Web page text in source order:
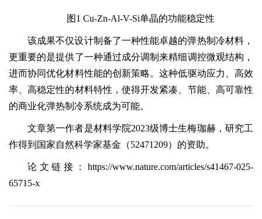
图1 Cu-Zn-Al-V-Si单晶的功能稳定性
该成果不仅设计制备了一种性能卓越的弹热制冷材料，
更重要的是提供了一种通过成分调制来精细调控微观结构，
进而协同优化材料性能的创新策略。这种低驱动应力、高效
率、高稳定性的材料特性，使得开发紧凑、节能、高可靠性
的商业化弹热制冷系统成为可能。
文章第一作者是材料学院2023级博士生梅珈赫，研究工
作得到国家自然科学家基金（52471209）的资助。
论文链接：https://www.nature.com/articles/s41467-025-
65715-x